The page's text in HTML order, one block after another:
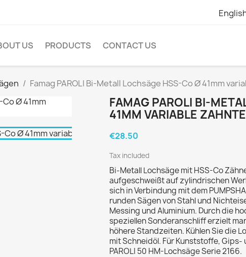
US PRODUCTS CONTACT US
Famag PAROLI Bi-Metall Lochsäge HSS-Co Ø 41mm
FAMAG PAROLI BI-
41MM VARIABLE
€28.50
Tax included
Bi-Metall Lochsäge mit HSS-Co
aufgeschweißt auf zylindrischen
sich in Verbindung mit dem
runden Sägen von Stahl und
Messing und Aluminium. Durch die
speziellen Sonderanschliff erzielt
höhere Standzeiten. Kühlen Sie die
mit Schneidöl. Für Kunststoffe,
PAROLI 50 HM-Lochsäge Serie 2166.